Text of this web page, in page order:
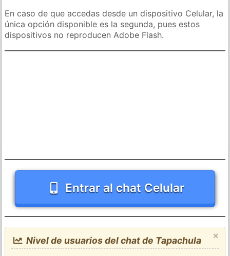
En caso de que accedas desde un dispositivo Celular, la
única opción disponible es la segunda, pues estos
dispositivos no reproducen Adobe Flash.
Entrar al chat Celular
×
Nivel de usuarios del chat de Tapachula